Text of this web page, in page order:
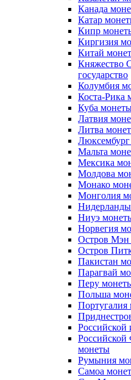
Канада
Катар
Кипр
Киргизия
Китай
Княжество
государство
Колумбия
Коста-Рика
Куба
Латвия
Литва
Мальта
Мексика
Молдова
Монако
Монголия
Ниуэ
Норвегия
Остров Мэн
Остров
Пакистан
Парагвай
Перу
Польша
Португалия
Российской
монеты
Румыния
Самоа